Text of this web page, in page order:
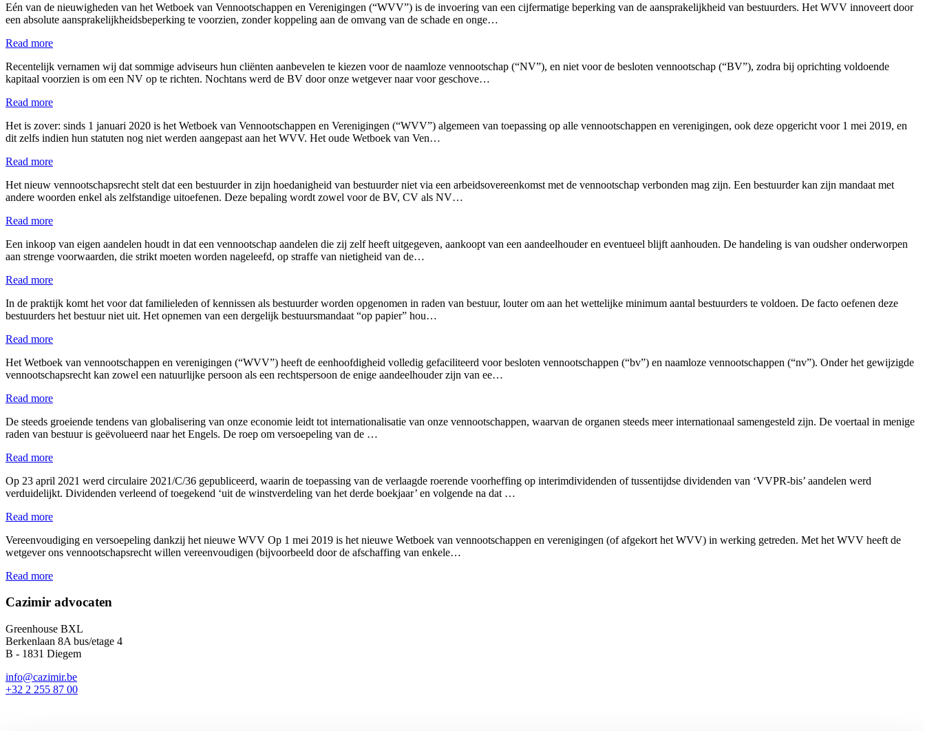
Eén van de nieuwigheden van het Wetboek van Vennootschappen en Verenigingen (“WVV”) is de invoering van een cijfermatige beperking van de aansprakelijkheid van bestuurders. Het WVV innoveert door
een absolute aansprakelijkheidsbeperking te voorzien, zonder koppeling aan de omvang van de schade en onge…
Read more
Recentelijk vernamen wij dat sommige adviseurs hun cliënten aanbevelen te kiezen voor de naamloze vennootschap (“NV”), en niet voor de besloten vennootschap (“BV”), zodra bij oprichting voldoende
kapitaal voorzien is om een NV op te richten. Nochtans werd de BV door onze wetgever naar voor geschove…
Read more
Het is zover: sinds 1 januari 2020 is het Wetboek van Vennootschappen en Verenigingen (“WVV”) algemeen van toepassing op alle vennootschappen en verenigingen, ook deze opgericht voor 1 mei 2019, en
dit zelfs indien hun statuten nog niet werden aangepast aan het WVV. Het oude Wetboek van Ven…
Read more
Het nieuw vennootschapsrecht stelt dat een bestuurder in zijn hoedanigheid van bestuurder niet via een arbeidsovereenkomst met de vennootschap verbonden mag zijn. Een bestuurder kan zijn mandaat met
andere woorden enkel als zelfstandige uitoefenen. Deze bepaling wordt zowel voor de BV, CV als NV…
Read more
Een inkoop van eigen aandelen houdt in dat een vennootschap aandelen die zij zelf heeft uitgegeven, aankoopt van een aandeelhouder en eventueel blijft aanhouden. De handeling is van oudsher onderworpen
aan strenge voorwaarden, die strikt moeten worden nageleefd, op straffe van nietigheid van de…
Read more
In de praktijk komt het voor dat familieleden of kennissen als bestuurder worden opgenomen in raden van bestuur, louter om aan het wettelijke minimum aantal bestuurders te voldoen. De facto oefenen deze
bestuurders het bestuur niet uit. Het opnemen van een dergelijk bestuursmandaat “op papier” hou…
Read more
Het Wetboek van vennootschappen en verenigingen (“WVV”) heeft de eenhoofdigheid volledig gefaciliteerd voor besloten vennootschappen (“bv”) en naamloze vennootschappen (“nv”). Onder het gewijzigde
vennootschapsrecht kan zowel een natuurlijke persoon als een rechtspersoon de enige aandeelhouder zijn van ee…
Read more
De steeds groeiende tendens van globalisering van onze economie leidt tot internationalisatie van onze vennootschappen, waarvan de organen steeds meer internationaal samengesteld zijn. De voertaal in menige
raden van bestuur is geëvolueerd naar het Engels. De roep om versoepeling van de …
Read more
Op 23 april 2021 werd circulaire 2021/C/36 gepubliceerd, waarin de toepassing van de verlaagde roerende voorheffing op interimdividenden of tussentijdse dividenden van ‘VVPR-bis’ aandelen werd
verduidelijkt. Dividenden verleend of toegekend ‘uit de winstverdeling van het derde boekjaar’ en volgende na dat …
Read more
Vereenvoudiging en versoepeling dankzij het nieuwe WVV Op 1 mei 2019 is het nieuwe Wetboek van vennootschappen en verenigingen (of afgekort het WVV) in werking getreden. Met het WVV heeft de
wetgever ons vennootschapsrecht willen vereenvoudigen (bijvoorbeeld door de afschaffing van enkele…
Read more
Cazimir advocaten
Greenhouse BXL
Berkenlaan 8A bus/etage 4
B - 1831 Diegem
info@cazimir.be
+32 2 255 87 00